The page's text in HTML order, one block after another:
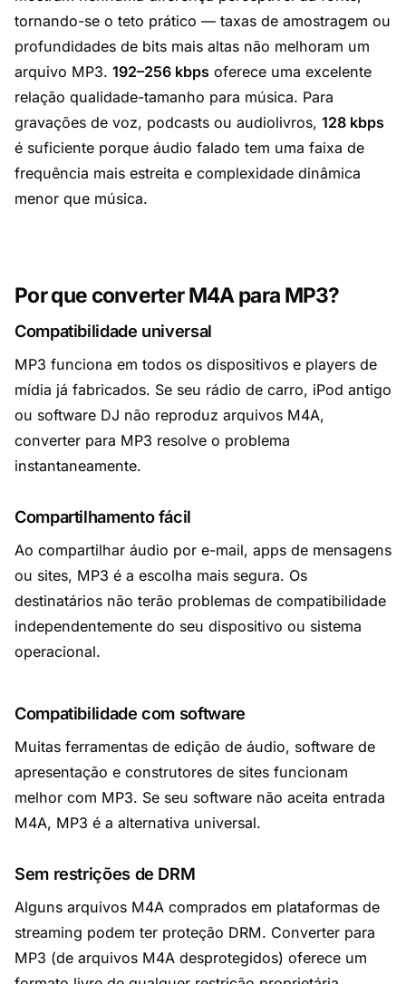
tornando-se o teto prático — taxas de amostragem ou
profundidades de bits mais altas não melhoram um
arquivo MP3. 192–256 kbps oferece uma excelente
relação qualidade-tamanho para música. Para
gravações de voz, podcasts ou audiolivros, 128 kbps
é suficiente porque áudio falado tem uma faixa de
frequência mais estreita e complexidade dinâmica
menor que música.
Por que converter M4A para MP3?
Compatibilidade universal
MP3 funciona em todos os dispositivos e players de
mídia já fabricados. Se seu rádio de carro, iPod antigo
ou software DJ não reproduz arquivos M4A,
converter para MP3 resolve o problema
instantaneamente.
Compartilhamento fácil
Ao compartilhar áudio por e-mail, apps de mensagens
ou sites, MP3 é a escolha mais segura. Os
destinatários não terão problemas de compatibilidade
independentemente do seu dispositivo ou sistema
operacional.
Compatibilidade com software
Muitas ferramentas de edição de áudio, software de
apresentação e construtores de sites funcionam
melhor com MP3. Se seu software não aceita entrada
M4A, MP3 é a alternativa universal.
Sem restrições de DRM
Alguns arquivos M4A comprados em plataformas de
streaming podem ter proteção DRM. Converter para
MP3 (de arquivos M4A desprotegidos) oferece um